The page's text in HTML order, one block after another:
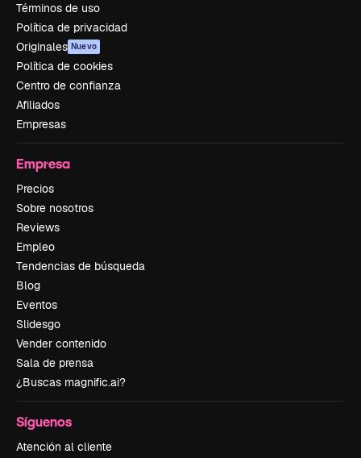
Términos de uso
Política de privacidad
Originales Nuevo
Política de cookies
Centro de confianza
Afiliados
Empresas
Empresa
Precios
Sobre nosotros
Reviews
Empleo
Tendencias de búsqueda
Blog
Eventos
Slidesgo
Vender contenido
Sala de prensa
¿Buscas magnific.ai?
Síguenos
Atención al cliente